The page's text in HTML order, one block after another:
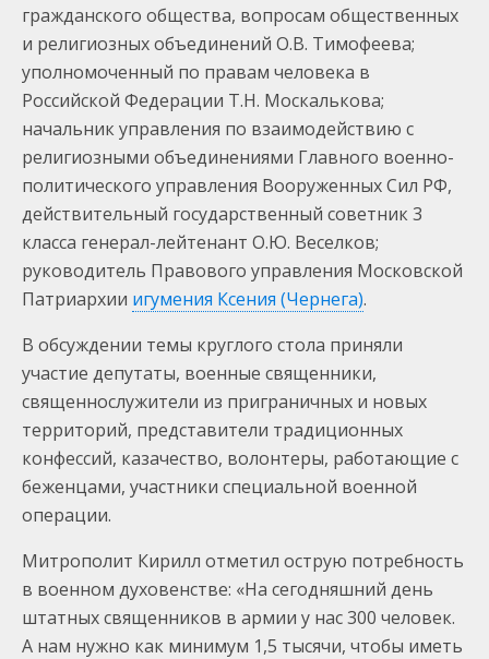
гражданского общества, вопросам общественных
и религиозных объединений О.В. Тимофеева;
уполномоченный по правам человека в
Российской Федерации Т.Н. Москалькова;
начальник управления по взаимодействию с
религиозными объединениями Главного военно-
политического управления Вооруженных Сил РФ,
действительный государственный советник 3
класса генерал-лейтенант О.Ю. Веселков;
руководитель Правового управления Московской
Патриархии игумения Ксения (Чернега).
В обсуждении темы круглого стола приняли
участие депутаты, военные священники,
священнослужители из приграничных и новых
территорий, представители традиционных
конфессий, казачество, волонтеры, работающие с
беженцами, участники специальной военной
операции.
Митрополит Кирилл отметил острую потребность
в военном духовенстве: «На сегодняшний день
штатных священников в армии у нас 300 человек.
А нам нужно как минимум 1,5 тысячи, чтобы иметь